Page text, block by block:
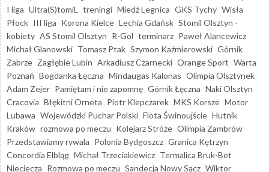
I liga Ultra(S)tomiL treningi Miedź Legnica GKS Tychy Wisła
Płock III liga Korona Kielce Lechia Gdańsk Stomil Olsztyn -
kobiety AS Stomil Olsztyn R-Gol terminarz Paweł Alancewicz
Michał Glanowski Tomasz Ptak Szymon Kaźmierowski Górnik
Zabrze Zagłębie Lubin Arkadiusz Czarnecki Orange Sport Warta
Poznań Bogdanka Łęczna Mindaugas Kalonas Olimpia Olsztynek
Adam Zejer Pamiętam i nie zapomnę Górnik Łęczna Naki Olsztyn
Cracovia Błękitni Orneta Piotr Klepczarek MKS Korsze Motor
Lubawa Wojewódzki Puchar Polski Flota Świnoujście Hutnik
Kraków rozmowa po meczu Kolejarz Stróże Olimpia Zambrów
Przedstawiamy rywala Polonia Bydgoszcz Granica Kętrzyn
Concordia Elbląg Michał Trzeciakiewicz Termalica Bruk-Bet
Nieciecza Rozmowa po meczu Sandecja Nowy Sącz Wiktor